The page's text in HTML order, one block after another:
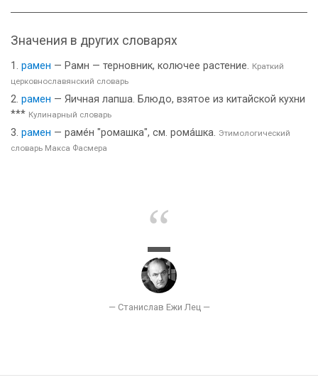
Значения в других словарях
рамен — Рамн — терновник, колючее растение. Краткий
церковнославянский словарь
рамен — Яичная лапша. Блюдо, взятое из китайской кухни
*** Кулинарный словарь
рамен — раме́н "ромашка", см. рома́шка. Этимологический
словарь Макса Фасмера